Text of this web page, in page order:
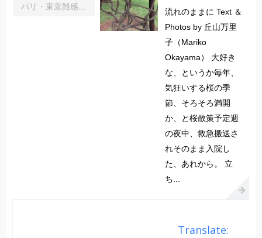
流れのままに Text ＆
Photos by 丘山万里
子（Mariko
Okayama） 大好き
な、というか毎年、
気狂いする桜の季
節、そろそろ満開
か、と桜散策予定週
の夜中、救急搬送さ
れそのまま入院し
た、あれから。 立
ち...
Translate: